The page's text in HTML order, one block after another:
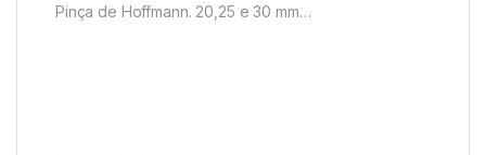
Pinça de Hoffmann. 20,25 e 30 mm…